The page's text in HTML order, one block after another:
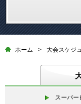
ホーム > 大会スケジ
スーパー